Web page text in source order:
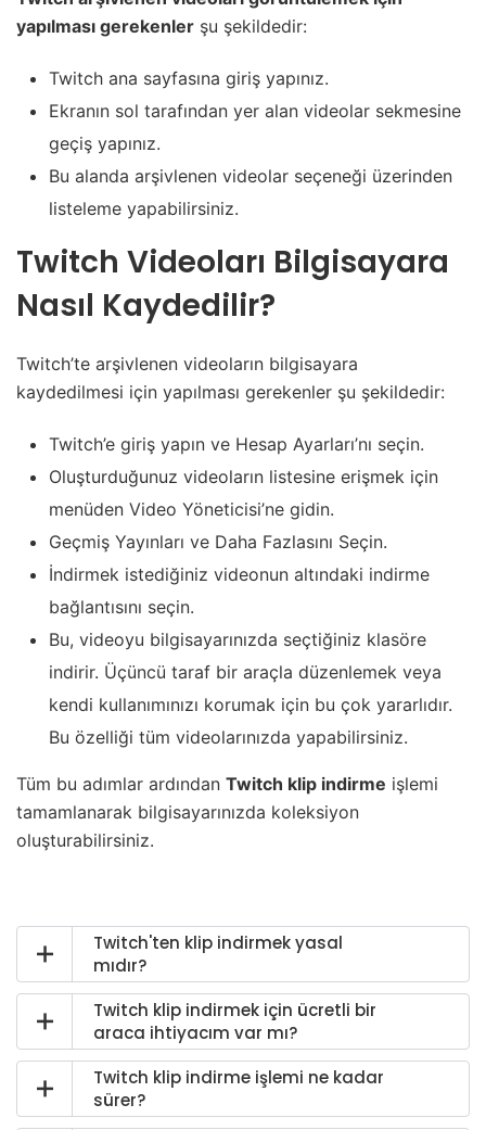
yapılması gerekenler şu şekildedir:
Twitch ana sayfasına giriş yapınız.
Ekranın sol tarafından yer alan videolar sekmesine
geçiş yapınız.
Bu alanda arşivlenen videolar seçeneği üzerinden
listeleme yapabilirsiniz.
Twitch Videoları Bilgisayara
Nasıl Kaydedilir?
Twitch’te arşivlenen videoların bilgisayara
kaydedilmesi için yapılması gerekenler şu şekildedir:
Twitch’e giriş yapın ve Hesap Ayarları’nı seçin.
Oluşturduğunuz videoların listesine erişmek için
menüden Video Yöneticisi’ne gidin.
Geçmiş Yayınları ve Daha Fazlasını Seçin.
İndirmek istediğiniz videonun altındaki indirme
bağlantısını seçin.
Bu, videoyu bilgisayarınızda seçtiğiniz klasöre
indirir. Üçüncü taraf bir araçla düzenlemek veya
kendi kullanımınızı korumak için bu çok yararlıdır.
Bu özelliği tüm videolarınızda yapabilirsiniz.
Tüm bu adımlar ardından Twitch klip indirme işlemi
tamamlanarak bilgisayarınızda koleksiyon
oluşturabilirsiniz.
Twitch'ten klip indirmek yasal
mıdır?
Twitch klip indirmek için ücretli bir
araca ihtiyacım var mı?
Twitch klip indirme işlemi ne kadar
sürer?